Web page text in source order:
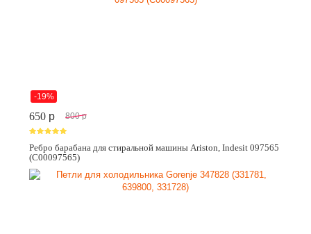
-19%
650 p 800 p
Ребро барабана для стиральной машины Ariston, Indesit 097565
(C00097565)